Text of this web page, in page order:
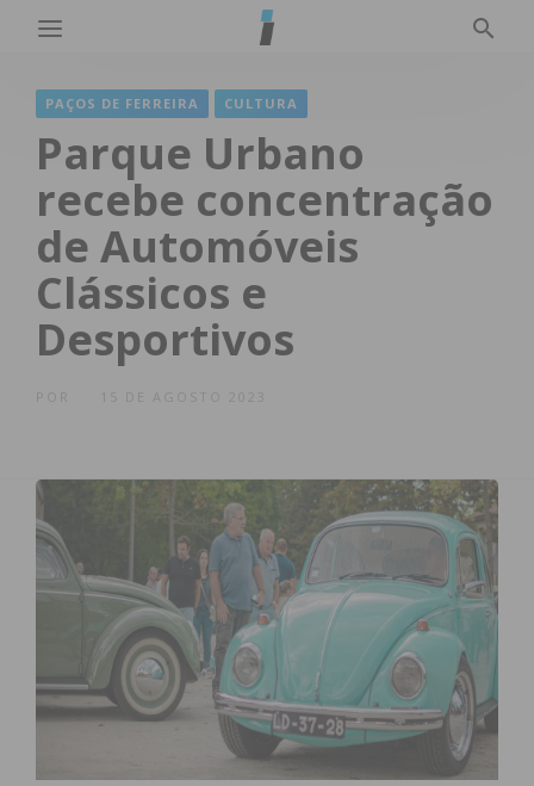
PAÇOS DE FERREIRA CULTURA
Parque Urbano
recebe concentração
de Automóveis
Clássicos e
Desportivos
15 DE AGOSTO 2023